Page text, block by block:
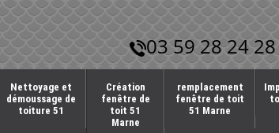
03 59 28 24 28
Nettoyage et
démoussage de
toiture 51
Création
fenêtre de
toit 51
Marne
remplacement
fenêtre de toit
51 Marne